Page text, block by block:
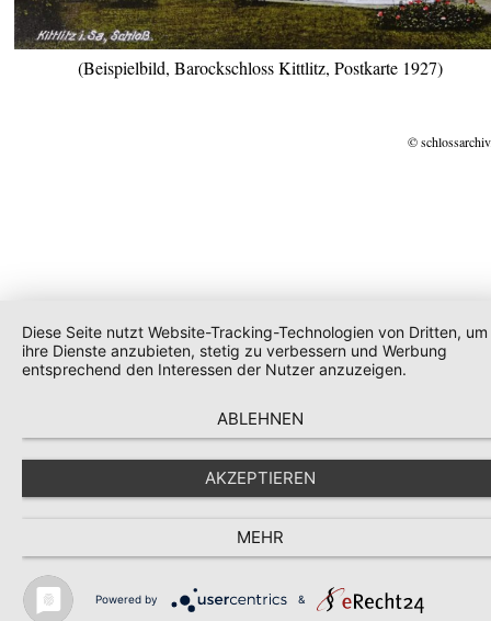
(Beispielbild, Barockschloss Kittlitz, Postkarte 1927)
©
Diese Seite nutzt Website-Tracking-Technologien von Dritten, um
ihre Dienste anzubieten, stetig zu verbessern und Werbung
entsprechend den Interessen der Nutzer anzuzeigen.
ABLEHNEN
AKZEPTIEREN
MEHR
Powered by &